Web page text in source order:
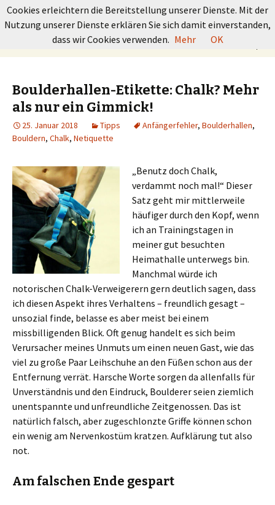
GRUNDKURS BOULDERN
Springe
nach:
Boulderhallen-Etikette: Chalk? Mehr
als nur ein Gimmick!
25. Januar 2018 Tipps Anfängerfehler, Boulderhallen,
Bouldern, Chalk, Netiquette
„Benutz doch Chalk,
verdammt noch mal!“ Dieser
Satz geht mir mittlerweile
häufiger durch den Kopf, wenn
ich an Trainingstagen in
meiner gut besuchten
Heimathalle unterwegs bin.
Manchmal würde ich
notorischen Chalk-Verweigerern gern deutlich sagen, dass
ich diesen Aspekt ihres Verhaltens – freundlich gesagt –
unsozial finde, belasse es aber meist bei einem
missbilligenden Blick. Oft genug handelt es sich beim
Verursacher meines Unmuts um einen neuen Gast, wie das
viel zu große Paar Leihschuhe an den Füßen schon aus der
Entfernung verrät. Harsche Worte sorgen da allenfalls für
Unverständnis und den Eindruck, Boulderer seien ziemlich
unentspannte und unfreundliche Zeitgenossen. Das ist
natürlich falsch, aber zugeschlonzte Griffe können schon
ein wenig am Nervenkostüm kratzen. Aufklärung tut also
not.
Am falschen Ende gespart
Cookies erleichtern die Bereitstellung unserer Dienste. Mit der
Nutzung unserer Dienste erklären Sie sich damit einverstanden,
dass wir Cookies verwenden. Mehr OK